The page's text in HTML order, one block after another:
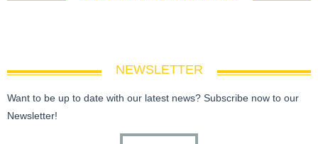
NEWSLETTER
Want to be up to date with our latest news? Subscribe now to our
Newsletter!